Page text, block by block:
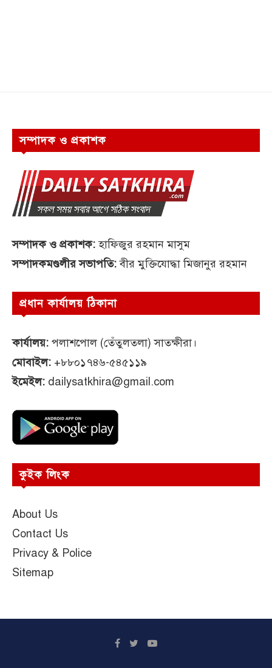
সম্পাদক ও প্রকাশক
সম্পাদক ও প্রকাশক:হাফিজুর রহমান মাসুম
সম্পাদকমণ্ডলীর সভাপতি:বীর মুক্তিযোদ্ধা মিজানুর রহমান
প্রধান কার্যালয় ঠিকানা
কার্যালয়: পলাশপোল (তেঁতুলতলা) সাতক্ষীরা।
মোবাইল: +৮৮০১৭৪৬-৫৪৫১১৯
ইমেইল: dailysatkhira@gmail.com
কুইক লিংক
About Us
Contact Us
Privacy & Police
Sitemap